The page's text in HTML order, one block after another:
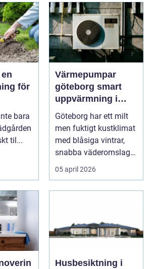
för
bara
til...
Värmepumpar
göteborg smart
uppvärmning i
kustklimat
Göteborg har ett milt
men fuktigt kustklimat
med blåsiga vintrar,
snabba väderomslag
och ofta hög lu...
05 april 2026
Husbesiktning i